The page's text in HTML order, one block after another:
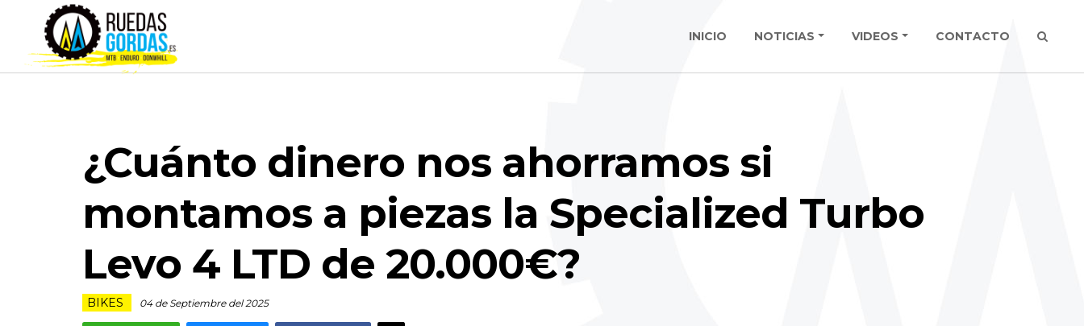
INICIO NOTICIAS VIDEOS CONTACTO
¿Cuánto dinero nos ahorramos si
montamos a piezas la Specialized Turbo
Levo 4 LTD de 20.000€?
BIKES 04 de Septiembre del 2025